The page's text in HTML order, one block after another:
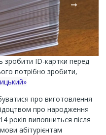
ID-картки перед
потрібно зробити,
про виготовлення
про народження
років виповниться після
абітурієнтам